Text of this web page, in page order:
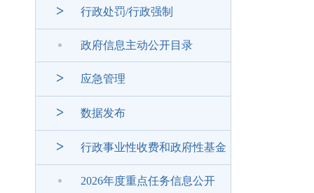
> 行政处罚/行政强制
政府信息主动公开目录
> 应急管理
> 数据发布
> 行政事业性收费和政府性基金
2026年度重点任务信息公开